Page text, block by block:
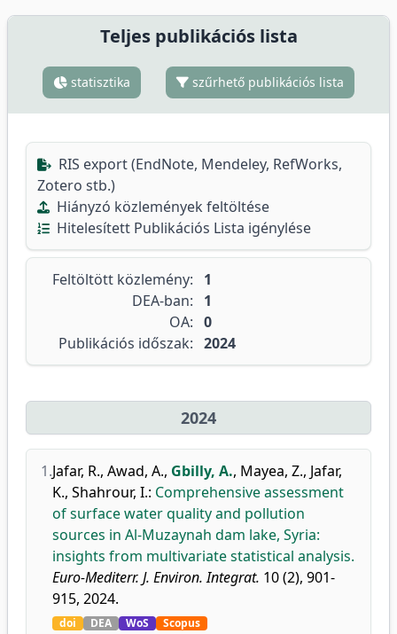
Teljes publikációs lista
statisztika szűrhető publikációs lista
RIS export (EndNote, Mendeley, RefWorks,
Zotero stb.)
Hiányzó közlemények feltöltése
Hitelesített Publikációs Lista igénylése
Feltöltött közlemény:
1
DEA-ban:
1
OA: 0
Publikációs időszak: 2024
2024
1.Jafar, R., Awad, A., Gbilly, A., Mayea, Z., Jafar,
K., Shahrour, I.: Comprehensive assessment
of surface water quality and pollution
sources in Al-Muzaynah dam lake, Syria:
insights from multivariate statistical analysis.
Euro-Mediterr. J. Environ. Integrat. 10 (2), 901-
915, 2024.
doi DEA WoS Scopus